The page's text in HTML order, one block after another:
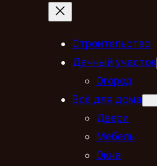
Строительство
Дачный участок
Огород
Всё для дома
Двери
Мебель
Окна